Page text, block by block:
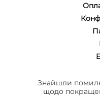
Знайшли
щодо